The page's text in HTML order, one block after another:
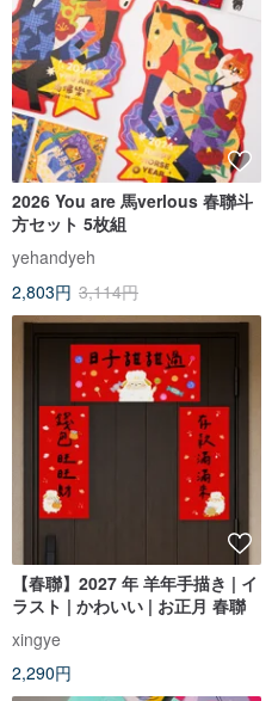
2026 You are 馬verlous 春聯斗
方セット 5枚組
yehandyeh
2,803円 3,114円
【春聯】2027 年 羊年手描き | イ
ラスト | かわいい | お正月 春聯
xingye
2,290円